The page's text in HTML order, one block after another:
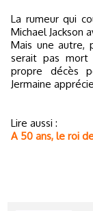
La rumeur qui
Michael Jackson
Mais une autre,
serait pas mort
propre décès
Jermaine
Lire aussi :
A 50 ans, le roi